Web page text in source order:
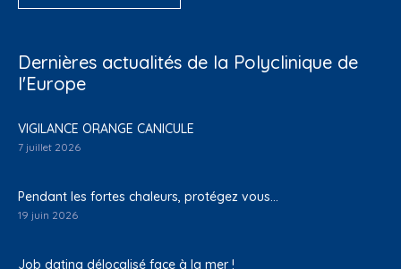
Dernières actualités de la Polyclinique de
l'Europe
VIGILANCE ORANGE CANICULE
7 juillet 2026
Pendant les fortes chaleurs, protégez vous…
19 juin 2026
Job dating délocalisé face à la mer !